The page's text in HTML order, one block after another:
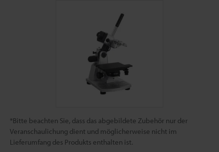
*Bitte beachten Sie, dass das abgebildete Zubehör nur der
Veranschaulichung dient und möglicherweise nicht im
Lieferumfang des Produkts enthalten ist.